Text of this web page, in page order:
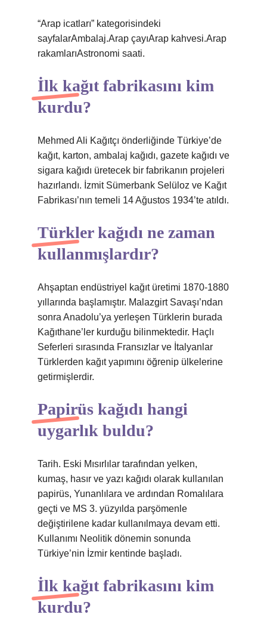
“Arap icatları” kategorisindeki
sayfalarAmbalaj.Arap çayıArap kahvesi.Arap
rakamlarıAstronomi saati.
İlk kağıt fabrikasını kim
kurdu?
Mehmed Ali Kağıtçı önderliğinde Türkiye’de
kağıt, karton, ambalaj kağıdı, gazete kağıdı ve
sigara kağıdı üretecek bir fabrikanın projeleri
hazırlandı. İzmit Sümerbank Selüloz ve Kağıt
Fabrikası’nın temeli 14 Ağustos 1934’te atıldı.
Türkler kağıdı ne zaman
kullanmışlardır?
Ahşaptan endüstriyel kağıt üretimi 1870-1880
yıllarında başlamıştır. Malazgirt Savaşı’ndan
sonra Anadolu’ya yerleşen Türklerin burada
Kağıthane’ler kurduğu bilinmektedir. Haçlı
Seferleri sırasında Fransızlar ve İtalyanlar
Türklerden kağıt yapımını öğrenip ülkelerine
getirmişlerdir.
Papirüs kağıdı hangi
uygarlık buldu?
Tarih. Eski Mısırlılar tarafından yelken,
kumaş, hasır ve yazı kağıdı olarak kullanılan
papirüs, Yunanlılara ve ardından Romalılara
geçti ve MS 3. yüzyılda parşömenle
değiştirilene kadar kullanılmaya devam etti.
Kullanımı Neolitik dönemin sonunda
Türkiye’nin İzmir kentinde başladı.
İlk kağıt fabrikasını kim
kurdu?